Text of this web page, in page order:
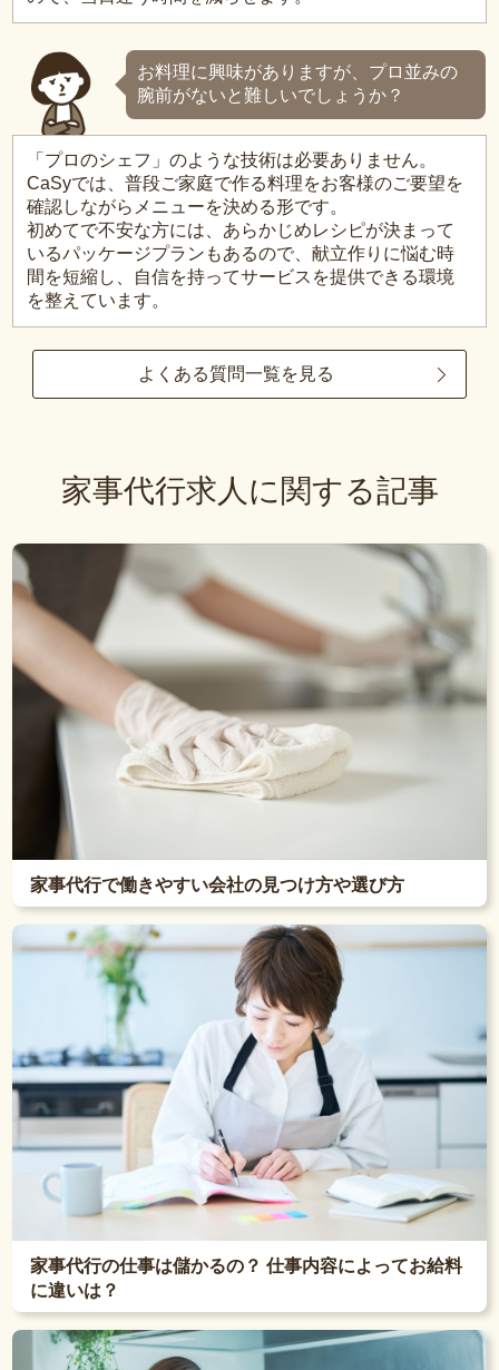
お料理に興味がありますが、プロ並みの
腕前がないと難しいでしょうか？
「プロのシェフ」のような技術は必要ありません。
CaSyでは、普段ご家庭で作る料理をお客様のご要望を
確認しながらメニューを決める形です。
初めてで不安な方には、あらかじめレシピが決まって
いるパッケージプランもあるので、献立作りに悩む時
間を短縮し、自信を持ってサービスを提供できる環境
を整えています。
よくある質問一覧を見る
家事代行求人に関する記事
家事代行で働きやすい会社の見つけ方や選び方
家事代行の仕事は儲かるの？ 仕事内容によってお給料
に違いは？